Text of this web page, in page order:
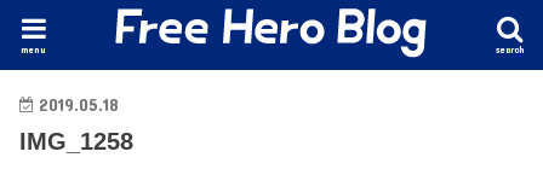
search
menu
2019.05.18
IMG_1258